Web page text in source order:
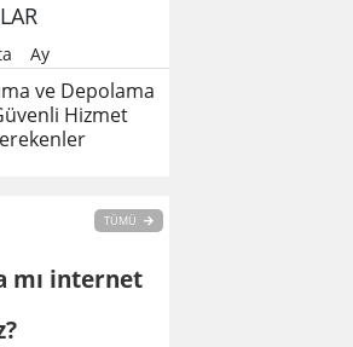
Ay
ve Depolama
Hizmet
TÜMÜ
mı internet